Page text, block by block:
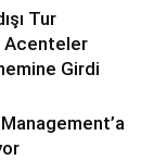
Tur
Acenteler
Girdi